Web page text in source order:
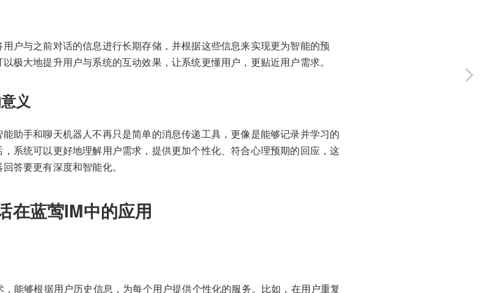
户与之前对话的信息进行长期存储，并根据这些信息来实现更为智能的预
极大地提升用户与系统的互动效果，让系统更懂用户，更贴近用户需求。
义
助手和聊天机器人不再只是简单的消息传递工具，更像是能够记录并学习的
系统可以更好地理解用户需求，提供更加个性化、符合心理预期的回应，这
答要更有深度和智能化。
在蓝莺IM中的应用
能够根据用户历史信息，为每个用户提供个性化的服务。比如，在用户重复